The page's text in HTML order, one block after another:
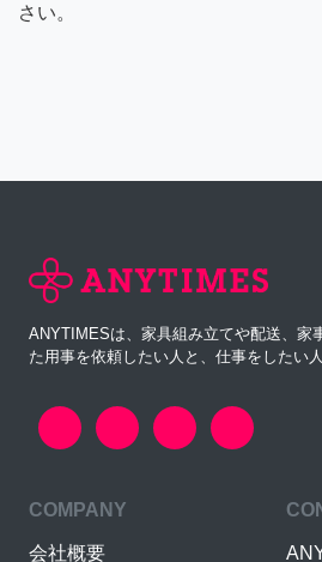
さい。
ANYTIMESは、家具組み立てや配送、家
た用事を依頼したい人と、仕事をしたい
COMPANY
会社概要